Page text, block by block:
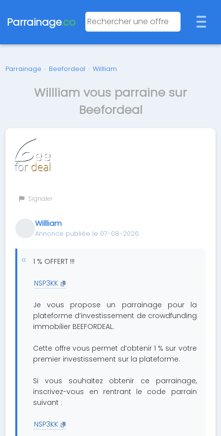
Parrainage.co
Parrainage › Beefordeal › Willliam
Willliam vous parraine sur
Beefordeal
Signaler
Willliam
Annonce publiée le 07-08-2026
1 % OFFERT !!!
NSP3KK
Je vous propose un parrainage pour la
plateforme d’investissement de crowdfunding
immobilier BEEFORDEAL.
Cette offre vous permet d’obtenir 1 % sur votre
premier investissement sur la plateforme.
Si vous souhaitez obtenir ce parrainage,
inscrivez-vous en rentrant le code parrain
suivant :
NSP3KK